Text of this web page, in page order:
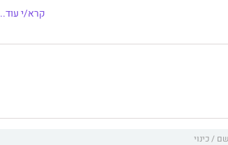
מתחת לרדאר. שסועה בין טבעה הקטלני לבין
נמנעת מיצירת קשר עם בני אנוש ועם בני מינה
מאמינה שרק כך תצליח להגן על עצמה מפני גורל
להוביל את הלהקה שלו לפריצה הגדולה ולהותיר
קרא/י עוד..